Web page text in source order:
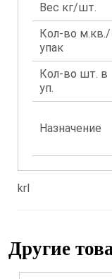
Вес кг/шт.
Кол-во м.кв./
упак
Кол-во шт. в
уп.
Назначение
krl
Другие